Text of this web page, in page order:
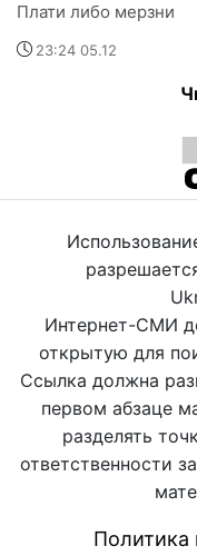
Плати либо мерзни
23:24 05.12
Интернет-СМИ
открытую для
Ссылка должна
первом абзаце
разделять
ответственности
Политика